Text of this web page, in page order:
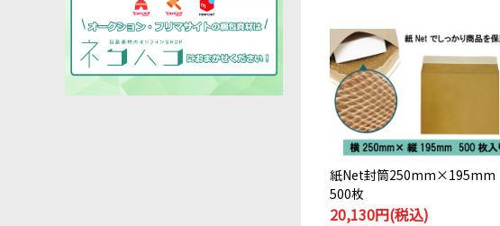
紙Net封筒250mm×195mm
500枚
20,130円(税込)